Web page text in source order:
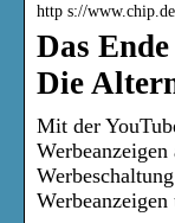
http s://
Das
Die
Mit der